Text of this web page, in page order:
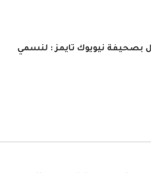
بصحيفة نيويوك تايمز : لنسمي